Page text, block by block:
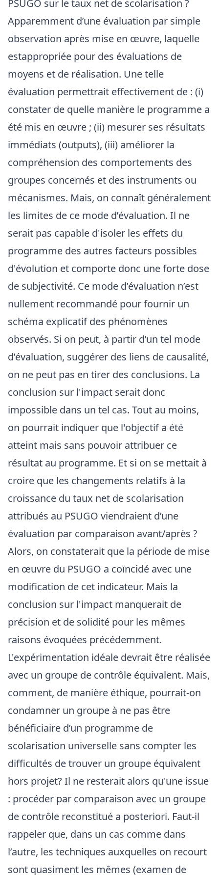
PSUGO sur le taux net de scolarisation ?
Apparemment d’une évaluation par simple
observation après mise en œuvre, laquelle
estappropriée pour des évaluations de
moyens et de réalisation. Une telle
évaluation permettrait effectivement de : (i)
constater de quelle manière le programme a
été mis en œuvre ; (ii) mesurer ses résultats
immédiats (outputs), (iii) améliorer la
compréhension des comportements des
groupes concernés et des instruments ou
mécanismes. Mais, on connaît généralement
les limites de ce mode d’évaluation. Il ne
serait pas capable d'isoler les effets du
programme des autres facteurs possibles
d'évolution et comporte donc une forte dose
de subjectivité. Ce mode d’évaluation n’est
nullement recommandé pour fournir un
schéma explicatif des phénomènes
observés. Si on peut, à partir d’un tel mode
d’évaluation, suggérer des liens de causalité,
on ne peut pas en tirer des conclusions. La
conclusion sur l'impact serait donc
impossible dans un tel cas. Tout au moins,
on pourrait indiquer que l'objectif a été
atteint mais sans pouvoir attribuer ce
résultat au programme. Et si on se mettait à
croire que les changements relatifs à la
croissance du taux net de scolarisation
attribués au PSUGO viendraient d’une
évaluation par comparaison avant/après ?
Alors, on constaterait que la période de mise
en œuvre du PSUGO a coïncidé avec une
modification de cet indicateur. Mais la
conclusion sur l'impact manquerait de
précision et de solidité pour les mêmes
raisons évoquées précédemment.
L'expérimentation idéale devrait être réalisée
avec un groupe de contrôle équivalent. Mais,
comment, de manière éthique, pourrait-on
condamner un groupe à ne pas être
bénéficiaire d’un programme de
scolarisation universelle sans compter les
difficultés de trouver un groupe équivalent
hors projet? Il ne resterait alors qu'une issue
: procéder par comparaison avec un groupe
de contrôle reconstitué a posteriori. Faut-il
rappeler que, dans un cas comme dans
l’autre, les techniques auxquelles on recourt
sont quasiment les mêmes (examen de